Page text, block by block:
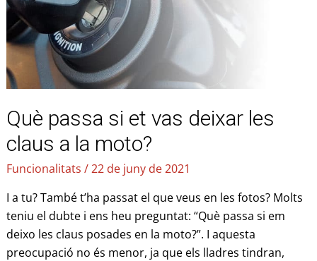
Què passa si et vas deixar les
claus a la moto?
Funcionalitats /22 de juny de 2021
I a tu? També t’ha passat el que veus en les fotos? Molts
teniu el dubte i ens heu preguntat: “Què passa si em
deixo les claus posades en la moto?”. I aquesta
preocupació no és menor, ja que els lladres tindran,
deixar
les
claus
la